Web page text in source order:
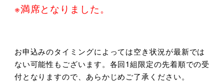
※満席となりました。
お申込みのタイミングによっては空き状況が最新では
ない可能性もございます。各回1組限定の先着順での受
付となりますので、あらかじめご了承ください。